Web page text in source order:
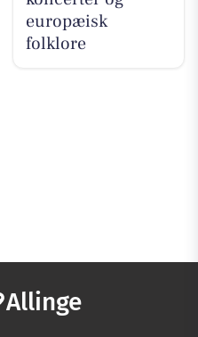
europæisk
folklore
Allinge